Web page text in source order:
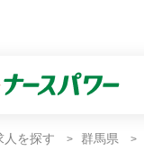
人を探す 群馬県